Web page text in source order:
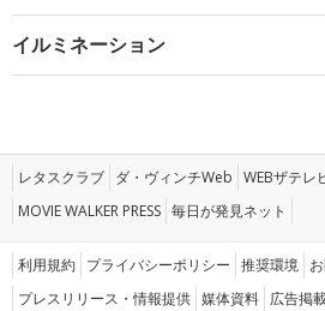
イルミネーション
レタスクラブ ダ・ヴィンチWeb WEBザテレ
MOVIE WALKER PRESS 毎日が発見ネット
利用規約 プライバシーポリシー 推奨環境
プレスリリース・情報提供 媒体資料 広告掲